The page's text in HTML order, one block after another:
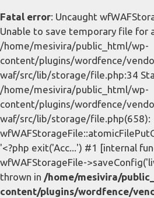
Fatal error: Uncaught
Unable to save temporary file for
/home/mesivira/public_html/wp-
content/plugins/wordfence/
waf/src/lib/storage/file.php:34
/home/mesivira/public_html/wp-
content/plugins/wordfence/
waf/src/lib/storage/file.php(658):
'<?php exit('Acc...') #1 [internal
wfWAFStorageFile-
thrown in /home/mesivira/
content/plugins/wordfence/